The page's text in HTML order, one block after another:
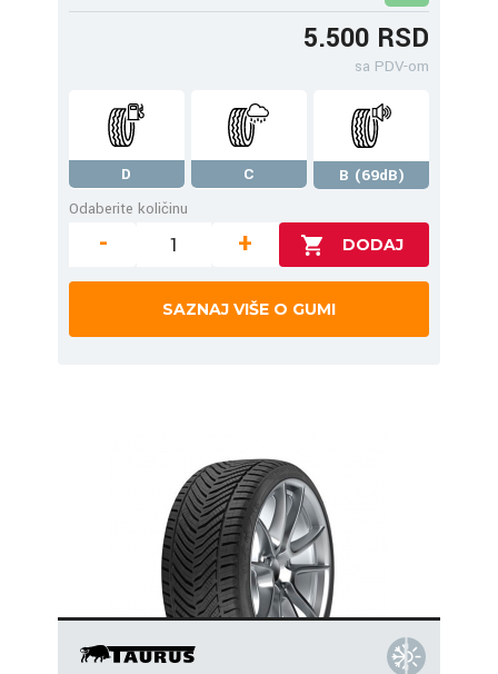
5.500 RSD
sa PDV-om
D C
B (69dB)
Odaberite količinu
- +
SAZNAJ VIŠE O GUMI